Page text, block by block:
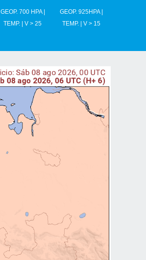
GEOP. 700 HPA |
TEMP. | V > 25
GEOP. 925HPA |
TEMP. | V > 15